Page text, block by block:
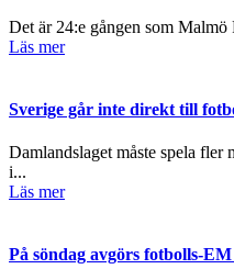
Det är 24:e gången som
Läs mer
Sverige går inte direkt till
Damlandslaget måste spela fler
i...
Läs mer
På söndag avgörs fotbolls-